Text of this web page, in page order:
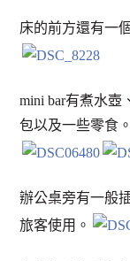
床的前方還有一
mini bar有煮水
包以及一些零食。
辦公桌旁有一般
旅客使用。